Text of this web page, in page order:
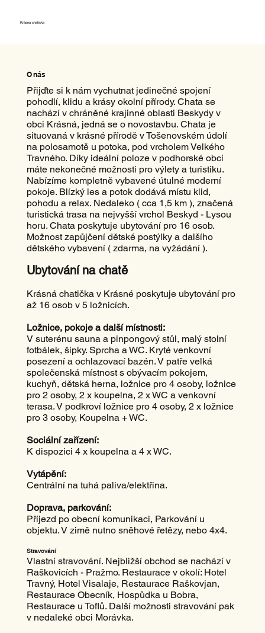
O nás
Přijďte si k nám vychutnat jedinečné spojení
pohodlí, klidu a krásy okolní přírody. Chata se
nachází v chráněné krajinné oblasti Beskydy v
obci Krásná, jedná se o novostavbu. Chata je
situovaná v krásné přírodě v Tošenovském údolí
na polosamotě u potoka, pod vrcholem Velkého
Travného. Díky ideální poloze v podhorské obci
máte nekonečné možnosti pro výlety a turistiku.
Nabízíme kompletně vybavené útulné moderní
pokoje. Blízký les a potok dodává místu klid,
pohodu a relax. Nedaleko ( cca 1,5 km ), značená
turistická trasa na nejvyšší vrchol Beskyd - Lysou
horu. Chata poskytuje ubytování pro 16 osob.
Možnost zapůjčení dětské postýlky a dalšího
dětského vybavení ( zdarma, na vyžádání ).
Ubytování na chatě
Krásná chatička v Krásné poskytuje ubytování pro
až 16 osob v 5 ložnicích.
Ložnice, pokoje a další místnosti:
V suterénu sauna a pinpongový stůl, malý stolní
fotbálek, šipky. Sprcha a WC. Kryté venkovní
posezení a ochlazovací bazén. V patře velká
společenská místnost s obývacím pokojem,
kuchyň, dětská herna, ložnice pro 4 osoby, ložnice
pro 2 osoby, 2 x koupelna, 2 x WC a venkovní
terasa. V podkroví ložnice pro 4 osoby, 2 x ložnice
pro 3 osoby, Koupelna + WC.
Sociální zařízení:
K dispozici 4 x koupelna a 4 x WC.
Vytápění:
Centrální na tuhá paliva/elektřina.
Doprava, parkování:
Příjezd po obecní komunikaci, Parkování u
objektu. V zimě nutno sněhové řetězy, nebo 4x4.
Stravování
Vlastní stravování. Nejbližší obchod se nachází v
Raškovicích - Pražmo. Restaurace v okolí: Hotel
Travný, Hotel Visalaje, Restaurace Raškovjan,
Restaurace Obecník, Hospůdka u Bobra,
Restaurace u Toflů. Další možnosti stravování pak
v nedaleké obci Morávka.
Krásná chatička